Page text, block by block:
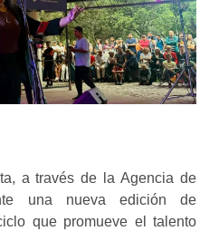
a través de la Agencia de
una nueva edición de
que promueve el talento